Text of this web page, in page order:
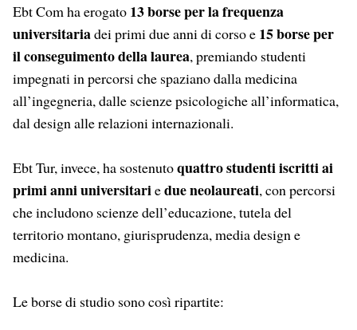
Ebt Com ha erogato 13 borse per la frequenza
universitariadei primi due anni di corso e 15 borse per
il conseguimento della laurea, premiando studenti
impegnati in percorsi che spaziano dalla medicina
all’ingegneria, dalle scienze psicologiche all’informatica,
dal design alle relazioni internazionali.
Ebt Tur, invece, ha sostenutoquattro studenti iscritti ai
primi anni universitariedue neolaureati, con percorsi
che includono scienze dell’educazione, tutela del
territorio montano, giurisprudenza, media design e
medicina.
Le borse di studio sono così ripartite: